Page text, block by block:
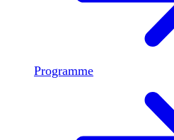
Programme